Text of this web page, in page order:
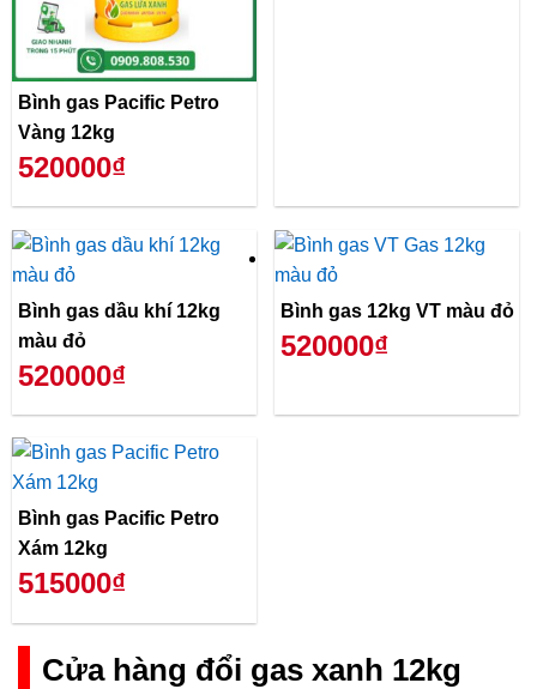
Bình gas Pacific Petro
Vàng 12kg
520000₫
Bình gas dầu khí 12kg
màu đỏ
520000₫
Bình gas 12kg VT màu đỏ
520000₫
Bình gas Pacific Petro
Xám 12kg
515000₫
Cửa hàng đổi gas xanh 12kg